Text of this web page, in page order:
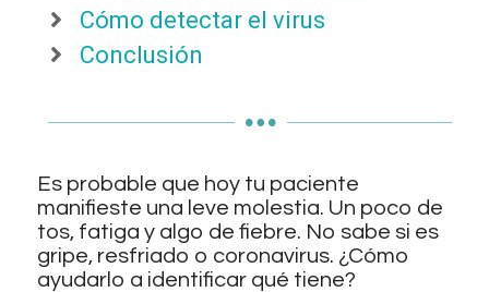
Cómo detectar el virus
Conclusión
Es probable que hoy tu paciente
manifieste una leve molestia. Un poco de
tos, fatiga y algo de fiebre. No sabe si es
gripe, resfriado o coronavirus. ¿Cómo
ayudarlo a identificar qué tiene?